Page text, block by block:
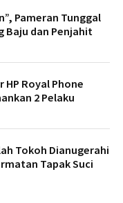
Pameran Tunggal
Baju dan Penjahit
Royal Phone
2 Pelaku
Tokoh Dianugerahi
Tapak Suci